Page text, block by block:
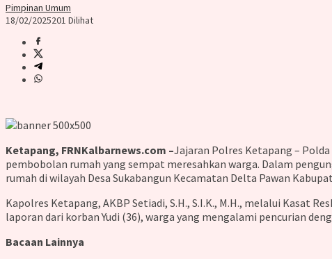
Pimpinan Umum
18/02/2025201 Dilihat
Ketapang, FRNKalbarnews.com –Jajaran Polres Ketapang –
pembobolan rumah yang sempat meresahkan warga. Dalam
rumah di wilayah Desa Sukabangun Kecamatan Delta Pawan
Kapolres Ketapang, AKBP Setiadi, S.H., S.I.K., M.H., melalui Kasat
laporan dari korban Yudi (36), warga yang mengalami pencurian
Bacaan Lainnya